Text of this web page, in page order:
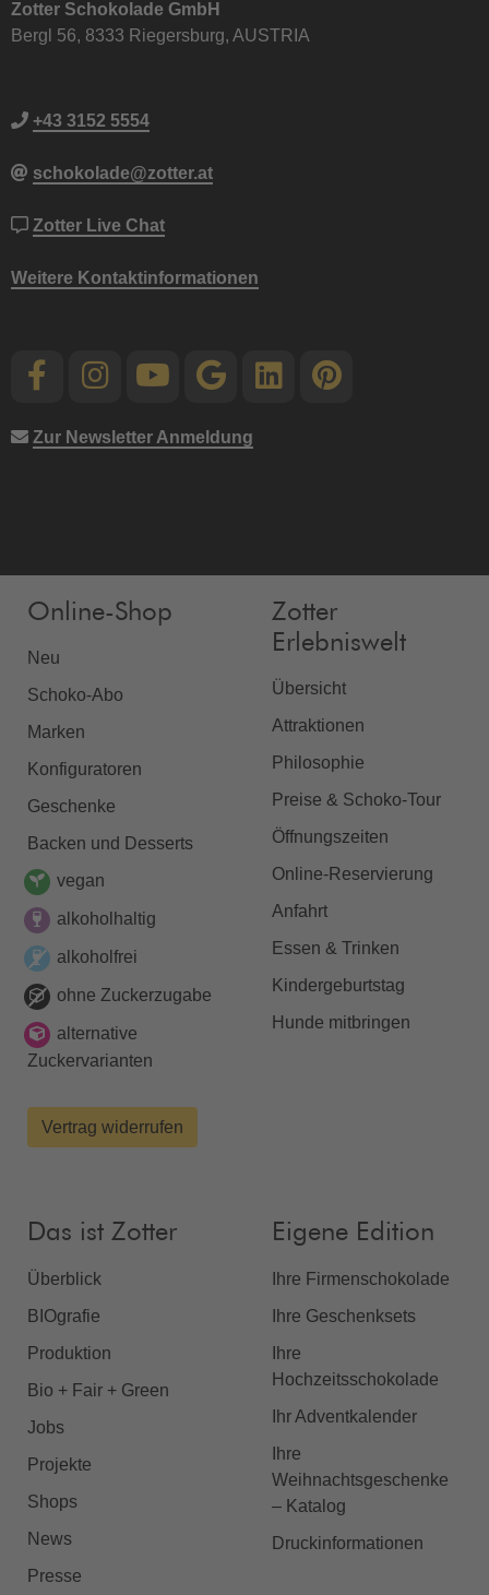
Zotter Schokolade GmbH
Bergl 56, 8333 Riegersburg, AUSTRIA
+43 3152 5554
schokolade@zotter.at
Zotter Live Chat
Weitere Kontaktinformationen
Zur Newsletter Anmeldung
Online-Shop
Neu
Schoko-Abo
Marken
Konfiguratoren
Geschenke
Backen und Desserts
vegan
alkoholhaltig
alkoholfrei
ohne Zuckerzugabe
alternative
Zuckervarianten
Vertrag widerrufen
Zotter
Erlebniswelt
Übersicht
Attraktionen
Philosophie
Preise & Schoko-Tour
Öffnungszeiten
Online-Reservierung
Anfahrt
Essen & Trinken
Kindergeburtstag
Hunde mitbringen
Das ist Zotter
Überblick
BIOgrafie
Produktion
Bio + Fair + Green
Jobs
Projekte
Shops
News
Presse
Eigene Edition
Ihre Firmenschokolade
Ihre Geschenksets
Ihre
Hochzeitsschokolade
Ihr Adventkalender
Ihre
Weihnachtsgeschenke
– Katalog
Druckinformationen